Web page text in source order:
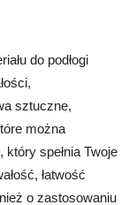
do podłogi
sztuczne,
można
spełnia Twoje
łatwość
o zastosowaniu